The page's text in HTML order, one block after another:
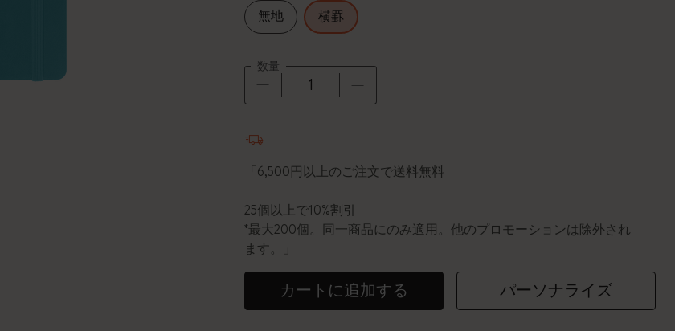
ン
無地 横罫
数量
「6,500円以上のご注文で送料無料
25個以上で10%割引
*最大200個。同一商品にのみ適用。他のプロモーションは除外され
ます。」
カートに追加する パーソナライズ